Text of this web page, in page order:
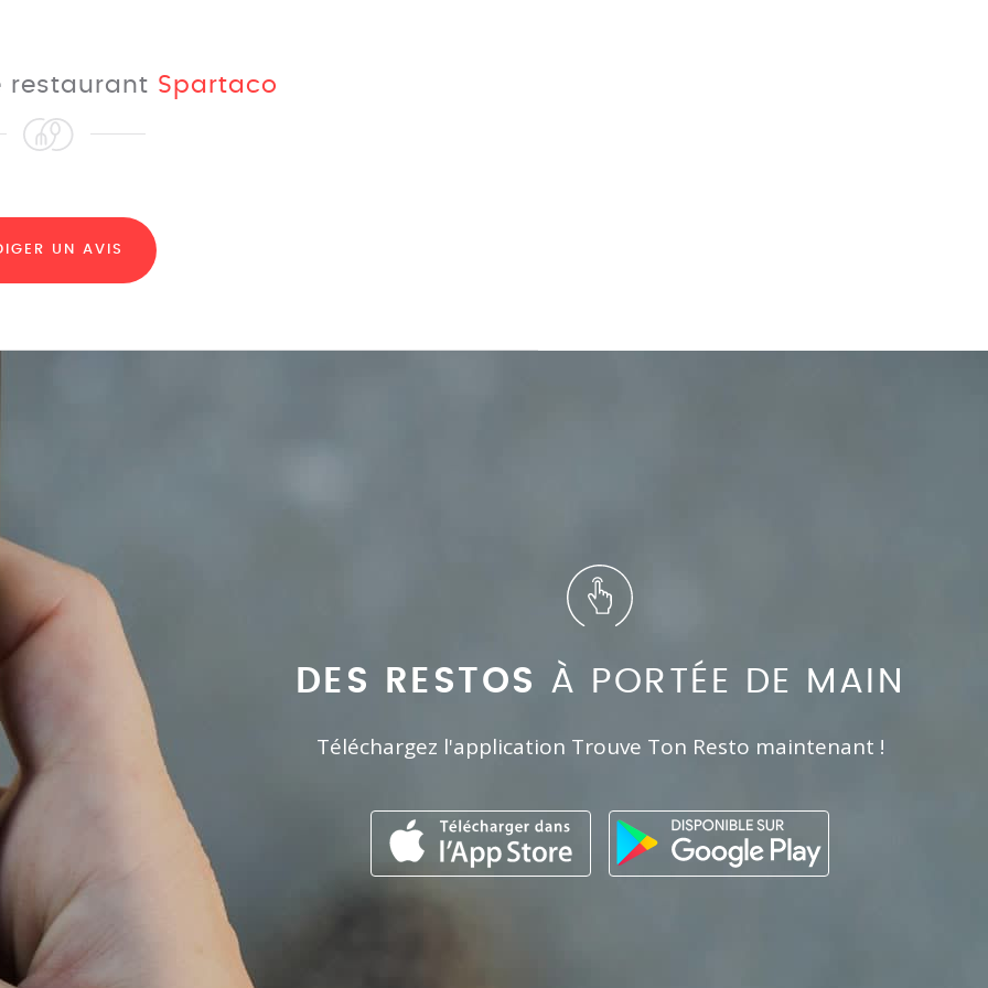
restaurant Spartaco
UN AVIS
DES RESTOS À PORTÉE DE MAIN
Téléchargez l'application Trouve Ton Resto maintenant !